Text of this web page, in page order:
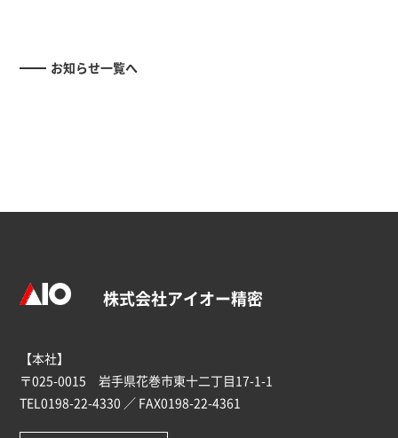
お知らせ一覧へ
株式会社アイオー精密
【本社】
〒025-0015 岩手県花巻市東十二丁目17-1-1
TEL0198-22-4330 ／ FAX0198-22-4361